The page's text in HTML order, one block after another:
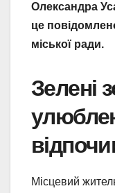
Олександра
це
міської ради.
Зелені
Місцевий